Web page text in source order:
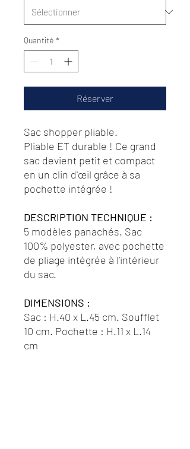
Quantité *
Réserver
Sac shopper pliable.
Pliable ET durable ! Ce grand
sac devient petit et compact
en un clin d'œil grâce à sa
pochette intégrée !
DESCRIPTION TECHNIQUE :
5 modèles panachés. Sac
100% polyester, avec pochette
de pliage intégrée à l’intérieur
du sac.
DIMENSIONS :
Sac : H.40 x L.45 cm. Soufflet
10 cm. Pochette : H.11 x L.14
cm